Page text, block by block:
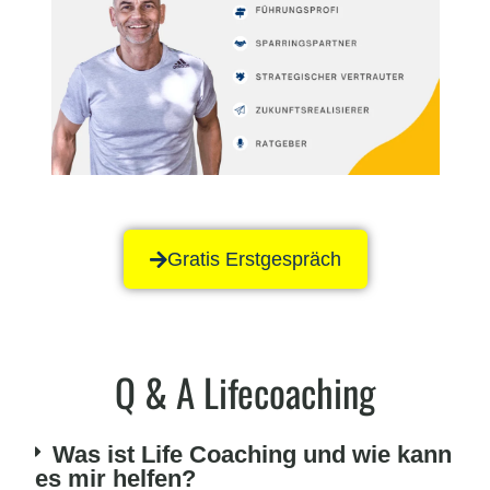
Gratis Erstgespräch
Q & A Lifecoaching
Was ist Life Coaching und wie kann
es mir helfen?